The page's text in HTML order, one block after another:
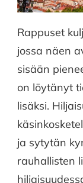
Rappuset
jossa näen
sisään
on löytänyt
lisäksi.
ja sytytän
rauhallisten